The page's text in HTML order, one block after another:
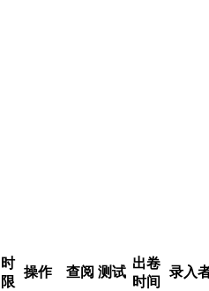
时
限
操作 查阅 测试
出卷
时间
录入